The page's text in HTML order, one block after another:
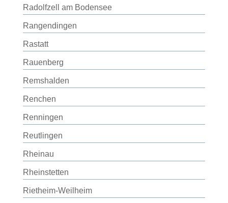
Radolfzell am Bodensee
Rangendingen
Rastatt
Rauenberg
Remshalden
Renchen
Renningen
Reutlingen
Rheinau
Rheinstetten
Rietheim-Weilheim